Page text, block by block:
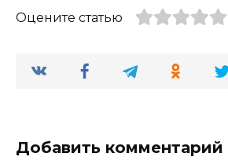
Оцените статью
Добавить комментарий